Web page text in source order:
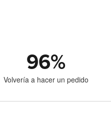
96%
Volvería a hacer un pedido